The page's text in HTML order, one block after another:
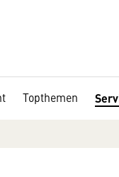
Topthemen